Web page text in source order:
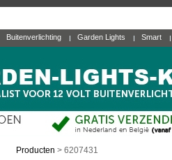
Buitenverlichting Garden Lights Smart
Producten > 6207431